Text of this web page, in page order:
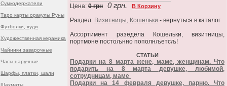
Сумкодержатели
Таро карты оракулы Руны
Футболки, худи
Художественная керамика
Чайники заварочные
Часы наручные
Шарфы, платки, шали
Шахматы
Цена: 0 грн 0 грн. В Корзину
Раздел: Визитницы, Кошельки - вернуться в каталог
Ассортимент разедела Кошельки, визитницы,
портмоне постољнно пополнљетсљ!
СТАТЬИ
Подарки на 8 марта жене, маме, женщинам. Что
подарить на 8 марта девушке, любимой,
сотрудницам, маме
Подарки на 14 февраля девушке, парню. Что